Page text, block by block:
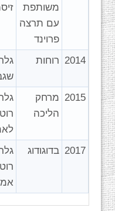
משותפת
עם תרצה
פרוינד
2014 רוחות
2015 מרחק
הליכה
2017 בדוגודוג